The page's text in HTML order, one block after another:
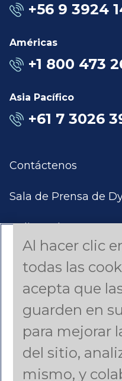
+56 9 3924
Américas
+1 800 473
Asia Pacífico
+61 7 3026
Contáctenos
Sala de Prensa de
Aplicar Ahora
Productos y Servicios
Estudios de Casos
Americas (English)
Asia Pacific (English)
Al hacer clic
todas las
acepta que
guarden en
para mejorar
del sitio,
mismo, y